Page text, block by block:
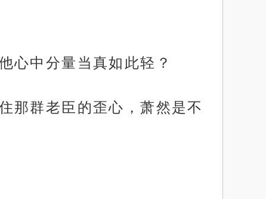
心中分量当真如此轻？
那群老臣的歪心，萧然是不